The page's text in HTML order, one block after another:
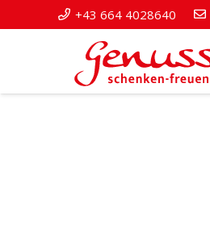
+43 664 4028640